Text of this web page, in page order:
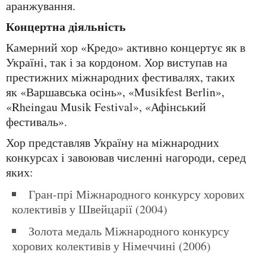
аранжування.
Концертна діяльність
Камерний хор «Кредо» активно концертує як в
Україні, так і за кордоном. Хор виступав на
престижних міжнародних фестивалях, таких
як «Варшавська осінь», «Musikfest Berlin»,
«Rheingau Musik Festival», «Афінський
фестиваль».
Хор представляв Україну на міжнародних
конкурсах і завоював численні нагороди, серед
яких:
Гран-прі Міжнародного конкурсу хорових
колективів у Швейцарії (2004)
Золота медаль Міжнародного конкурсу
хорових колективів у Німеччині (2006)